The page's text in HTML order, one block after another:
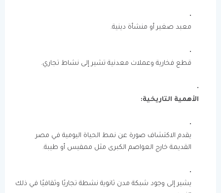
معبد صغير أو منشأة دينية.
قطع فخارية وعملات معدنية تشير إلى نشاط تجاري.
الأهمية التاريخية:
يقدم الاكتشاف صورة عن نمط الحياة اليومية في مصر
القديمة خارج العواصم الكبرى مثل ممفيس أو طيبة.
يشير إلى وجود شبكة مدن ثانوية نشطة تجاريًا وثقافيًا في ذلك